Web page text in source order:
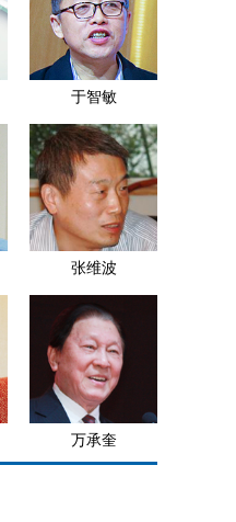
于智敏
张维波
万承奎